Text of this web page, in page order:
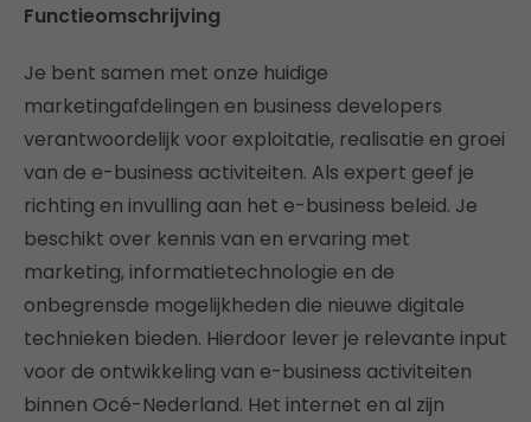
Functieomschrijving
Je bent samen met onze huidige
marketingafdelingen en business developers
verantwoordelijk voor exploitatie, realisatie en groei
van de e-business activiteiten. Als expert geef je
richting en invulling aan het e-business beleid. Je
beschikt over kennis van en ervaring met
marketing, informatietechnologie en de
onbegrensde mogelijkheden die nieuwe digitale
technieken bieden. Hierdoor lever je relevante input
voor de ontwikkeling van e-business activiteiten
binnen Océ-Nederland. Het internet en al zijn